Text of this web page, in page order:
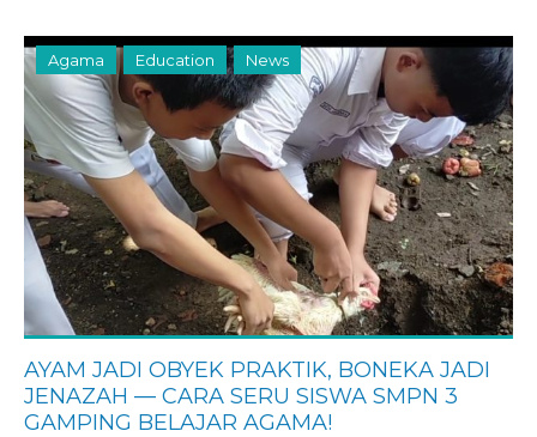
Agama Education News
AYAM JADI OBYEK PRAKTIK, BONEKA JADI
JENAZAH — CARA SERU SISWA SMPN 3
GAMPING BELAJAR AGAMA!